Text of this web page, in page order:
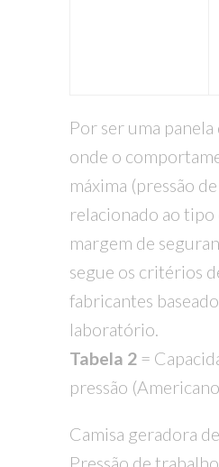
Por ser uma
onde o
máxima (pressão
relacionado ao
margem de
segue os critérios
fabricantes
laboratório.
Tabela 2 =
pressão
Camisa geradora